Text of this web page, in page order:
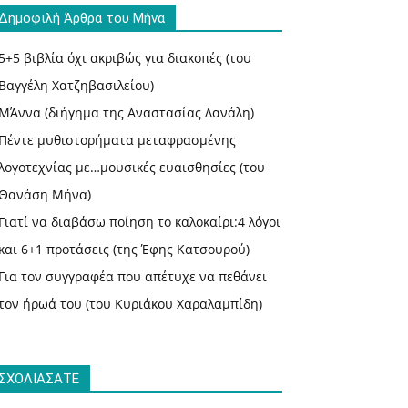
Άρθρα του Μήνα
5+5 βιβλία όχι ακριβώς για διακοπές (του
Βαγγέλη Χατζηβασιλείου)
ΜΆννα (διήγημα της Αναστασίας Δανάλη)
Πέντε μυθιστορήματα μεταφρασμένης
με…μουσικές ευαισθησίες (του
Μήνα)
Γιατί να διαβάσω ποίηση το καλοκαίρι:4 λόγοι
και 6+1 προτάσεις (της Έφης Κατσουρού)
Για τον συγγραφέα που απέτυχε να πεθάνει
ήρωά του (του Κυριάκου Χαραλαμπίδη)
ΣΧΟΛΙΑΣΑΤΕ